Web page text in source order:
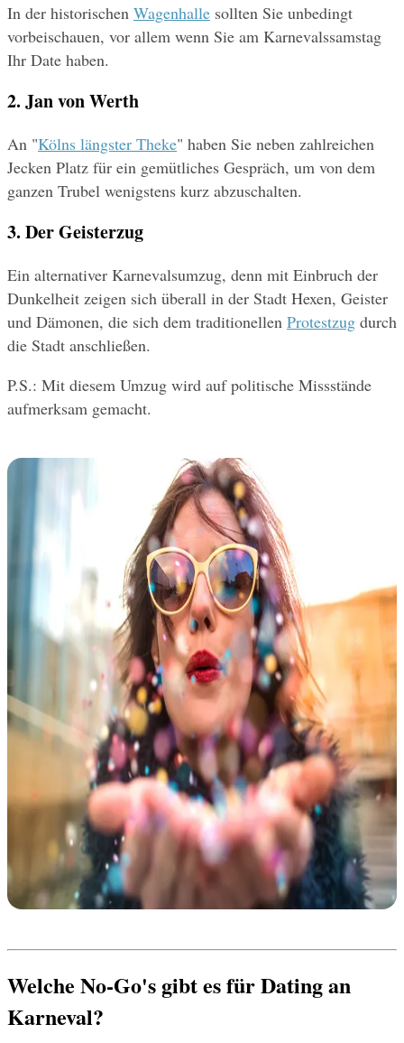
In der historischen Wagenhalle sollten Sie unbedingt
vorbeischauen, vor allem wenn Sie am Karnevalssamstag
Ihr Date haben.
2. Jan von Werth
An "Kölns längster Theke" haben Sie neben zahlreichen
Jecken Platz für ein gemütliches Gespräch, um von dem
ganzen Trubel wenigstens kurz abzuschalten.
3. Der Geisterzug
Ein alternativer Karnevalsumzug, denn mit Einbruch der
Dunkelheit zeigen sich überall in der Stadt Hexen, Geister
und Dämonen, die sich dem traditionellen Protestzug durch
die Stadt anschließen.
P.S.: Mit diesem Umzug wird auf politische Missstände
aufmerksam gemacht.
Welche No-Go's gibt es für Dating an
Karneval?